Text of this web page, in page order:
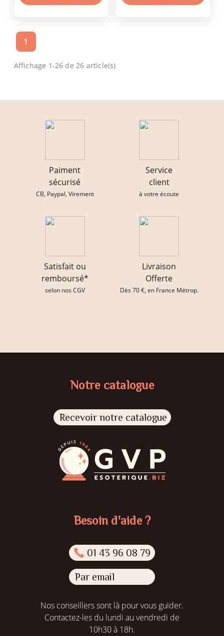
Affichage 1-26 de 26 article(s)
1
Paiment
sécurisé
CB, Paypal, Virement
Service
client
à votre écoute
Satisfait ou
remboursé*
selon nos CGV
Livraison
Offerte
Dès 70 €, en France Métrop.
Notre catalogue
Recevoir notre catalogue
Besoin d'aide ?
01 43 96 08 79
Par email
Nos conseillers sont là pour vous guider.
Contactez-les du lundi au vendredi de
10h30 à 18h.